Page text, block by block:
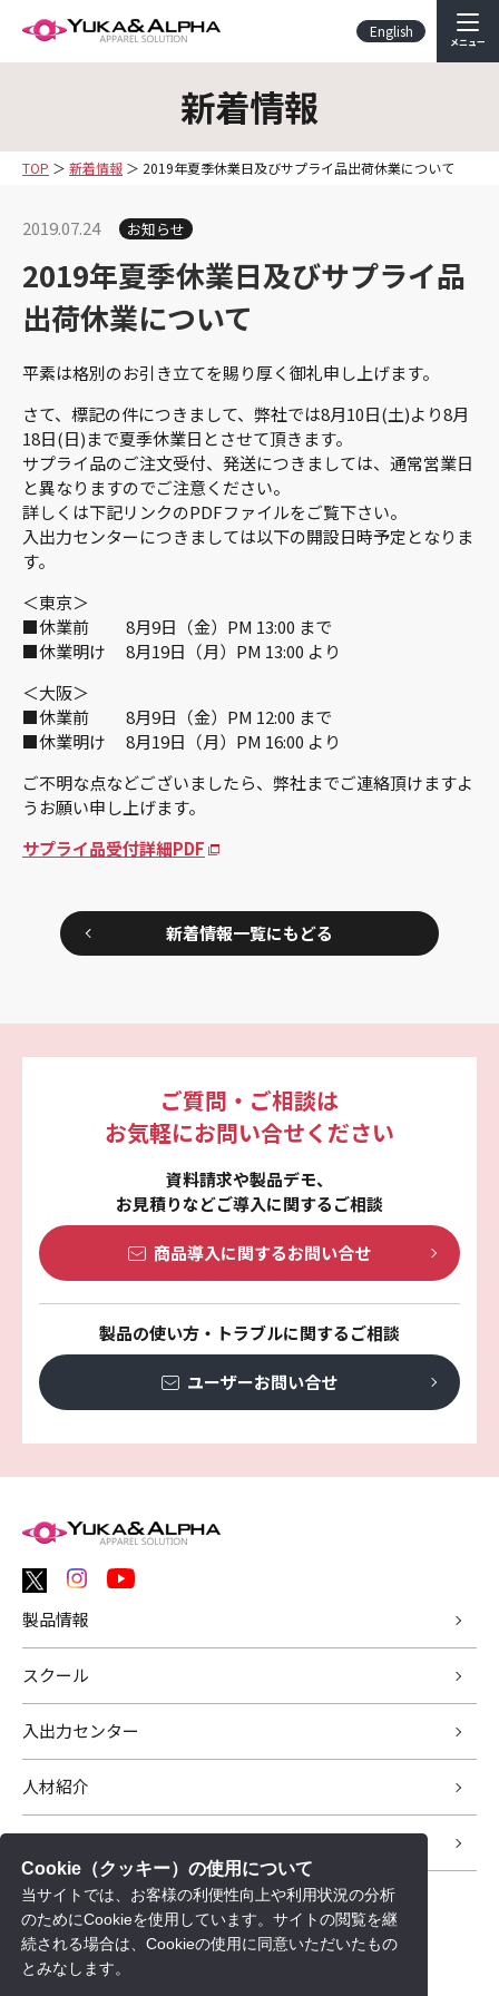
Cookie（クッキー）の使用について
当サイトでは、お客様の利便性向上や利用状況の分析
のためにCookieを使用しています。サイトの閲覧を継
続される場合は、Cookieの使用に同意いただいたもの
とみなします。
English
メニュー
新着情報
TOP 新着情報 2019年夏季休業日及びサプライ品出荷休業について
お知らせ
2019.07.24
2019年夏季休業日及びサプライ品
出荷休業について
平素は格別のお引き立てを賜り厚く御礼申し上げます。
さて、標記の件につきまして、弊社では8月10日(土)より8月
18日(日)まで夏季休業日とさせて頂きます。
サプライ品のご注文受付、発送につきましては、通常営業日
と異なりますのでご注意ください。
詳しくは下記リンクのPDFファイルをご覧下さい。
入出力センターにつきましては以下の開設日時予定となりま
す。
＜東京＞
■休業前 8月9日（金）PM 13:00 まで
■休業明け 8月19日（月）PM 13:00 より
＜大阪＞
■休業前 8月9日（金）PM 12:00 まで
■休業明け 8月19日（月）PM 16:00 より
ご不明な点などございましたら、弊社までご連絡頂けますよ
うお願い申し上げます。
サプライ品受付詳細PDF
新着情報一覧にもどる
ご質問・ご相談は
お気軽にお問い合せください
資料請求や製品デモ、
お見積りなどご導入に関するご相談
商品導入に関するお問い合せ
製品の使い方・トラブルに関するご相談
ユーザーお問い合せ
製品情報
スクール
入出力センター
人材紹介
新着情報
会社情報
採用情報